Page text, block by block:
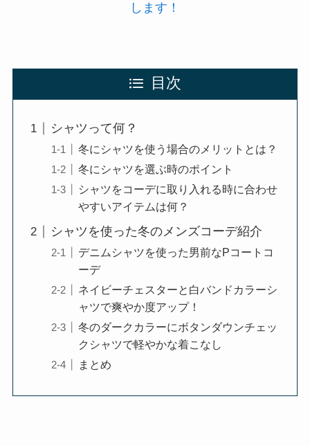
します！
目次
シャツって何？
冬にシャツを使う場合のメリットとは？
冬にシャツを選ぶ時のポイント
シャツをコーデに取り入れる時に合わせ
やすいアイテムは何？
シャツを使った冬のメンズコーデ紹介
デニムシャツを使った男前なPコートコ
ーデ
ネイビーチェスターと白バンドカラーシ
ャツで爽やか度アップ！
冬のダークカラーにボタンダウンチェッ
クシャツで軽やかな着こなし
まとめ